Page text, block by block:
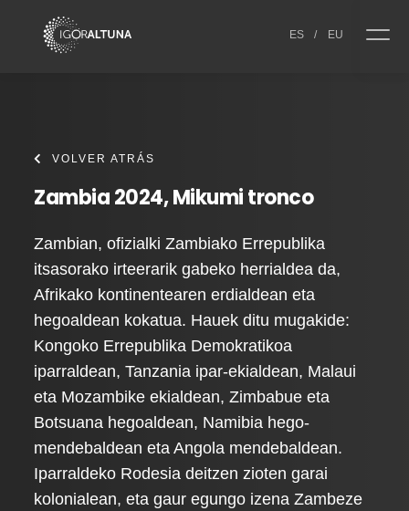
ES / EU
VOLVER ATRÁS
Zambia 2024, Mikumi tronco
Zambian, ofizialki Zambiako Errepublika
itsasorako irteerarik gabeko herrialdea da,
Afrikako kontinentearen erdialdean eta
hegoaldean kokatua. Hauek ditu mugakide:
Kongoko Errepublika Demokratikoa
iparraldean, Tanzania ipar-ekialdean, Malaui
eta Mozambike ekialdean, Zimbabue eta
Botsuana hegoaldean, Namibia hego-
mendebaldean eta Angola mendebaldean.
Iparraldeko Rodesia deitzen zioten garai
kolonialean, eta gaur egungo izena Zambeze